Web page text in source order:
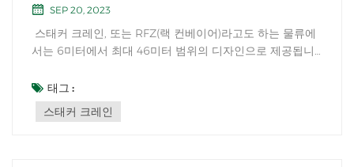
SEP 20, 2023
스태커 크레인, 또는 RFZ(랙 컨베이어)라고도 하는 물류에
서는 6미터에서 최대 46미터 범위의 디자인으로 제공됩니
치 시스템을 사용하여 전체 창고를 이동할 수 있습니다. 스
태커 크레인은 일반적으로 다음 구성 요소로 구성됩니다. 섀
시, 대부분...
태그 :
스태커 크레인